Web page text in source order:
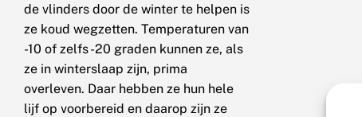
de vlinders door de winter te helpen is
ze koud wegzetten. Temperaturen van
-10 of zelfs -20 graden kunnen ze, als
ze in winterslaap zijn, prima
overleven. Daar hebben ze hun hele
lijf op voorbereid en daarop zijn ze